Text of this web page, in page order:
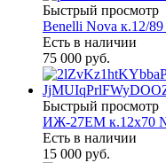
Быстрый просмотр
Benelli Nova к.12/
Есть в наличии
75 000 руб.
Быстрый просмотр
ИЖ-27ЕМ к.12х70
Есть в наличии
15 000 руб.